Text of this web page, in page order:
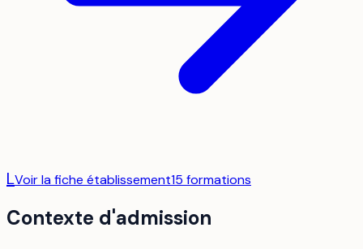
LVoir la fiche établissement15 formations
Contexte d'admission